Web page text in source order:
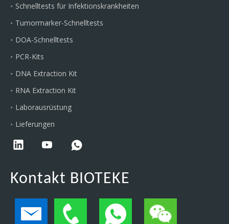
Schnelltests für Infektionskrankheiten
Tumormarker-Schnelltests
DOA-Schnelltests
PCR-Kits
DNA Extraction Kit
RNA Extraction Kit
Laborausrüstung
Lieferungen
Kontakt BIOTEKE